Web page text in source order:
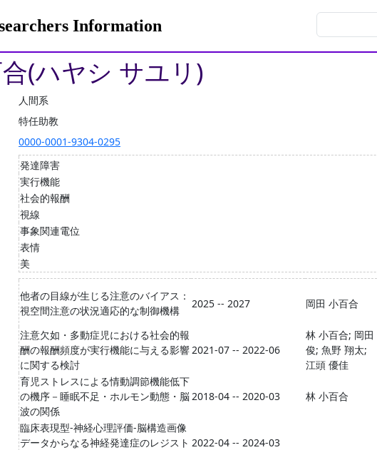
Information
(ハヤシ サユリ)
人間系
特任助教
0000-0001-9304-0295
発達障害
実行機能
社会的報酬
視線
事象関連電位
表情
美
他者の目線が生じる注意のバイアス：
視空間注意の状況適応的な制御機構
2025 -- 2027 岡田 小百合
注意欠如・多動症児における社会的報
酬の報酬頻度が実行機能に与える影響
に関する検討
2021-07 -- 2022-06
林 小百合; 岡田
俊; 魚野 翔太;
江頭 優佳
育児ストレスによる情動調節機能低下
の機序－睡眠不足・ホルモン動態・脳
波の関係
2018-04 -- 2020-03 林 小百合
臨床表現型-神経心理評価-脳構造画像
データからなる神経発達症のレジスト 2022-04 -- 2024-03